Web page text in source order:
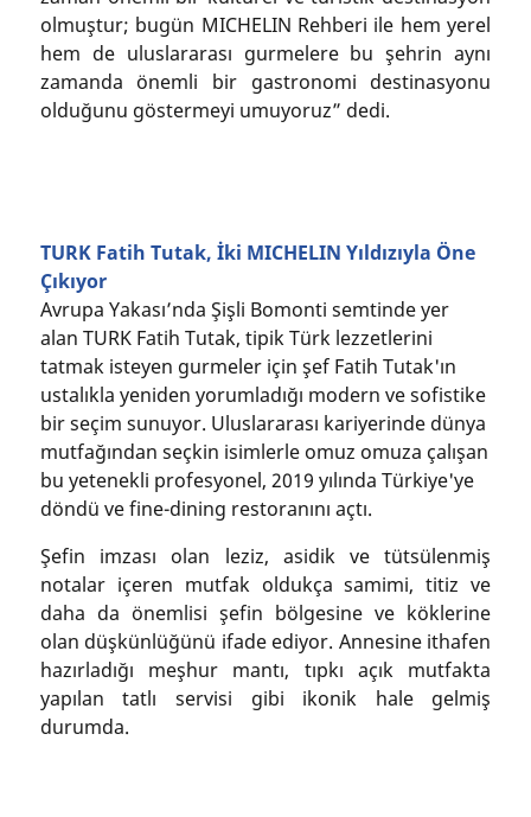
olmuştur; bugün MICHELIN Rehberi ile hem yerel
hem de uluslararası gurmelere bu şehrin aynı
zamanda önemli bir gastronomi destinasyonu
olduğunu göstermeyi umuyoruz” dedi.
TURK Fatih Tutak, İki MICHELIN Yıldızıyla Öne
Çıkıyor
Avrupa Yakası’nda Şişli Bomonti semtinde yer
alan TURK Fatih Tutak, tipik Türk lezzetlerini
tatmak isteyen gurmeler için şef Fatih Tutak'ın
ustalıkla yeniden yorumladığı modern ve sofistike
bir seçim sunuyor. Uluslararası kariyerinde dünya
mutfağından seçkin isimlerle omuz omuza çalışan
bu yetenekli profesyonel, 2019 yılında Türkiye'ye
döndü ve fine-dining restoranını açtı.
Şefin imzası olan leziz, asidik ve tütsülenmiş
notalar içeren mutfak oldukça samimi, titiz ve
daha da önemlisi şefin bölgesine ve köklerine
olan düşkünlüğünü ifade ediyor. Annesine ithafen
hazırladığı meşhur mantı, tıpkı açık mutfakta
yapılan tatlı servisi gibi ikonik hale gelmiş
durumda.